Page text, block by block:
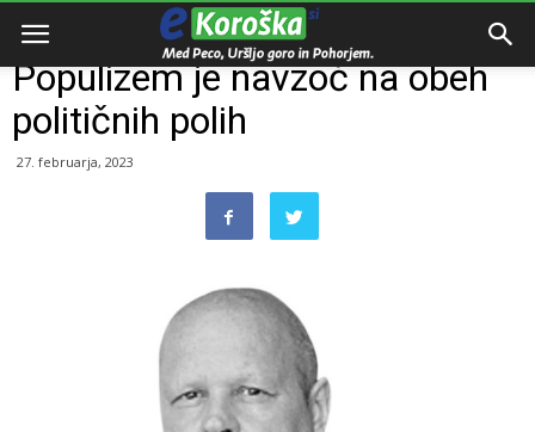
Domov
Populizem je navzoč na obeh
političnih polih
27. februarja, 2023